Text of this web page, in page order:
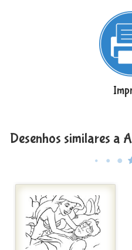
Desenhos similares a